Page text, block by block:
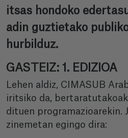
itsas hondoko
adin guztietako
hurbilduz.
GASTEIZ: 1. EDIZIOA
Lehen aldiz, CIMASUB
iritsiko da,
dituen programazioarekin.
zinemetan egingo dira: